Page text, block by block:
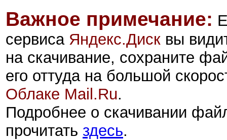
Важное примечание:
сервиса Яндекс.Диск вы
на скачивание, сохраните
его оттуда на большой
Облаке Mail.Ru.
Подробнее о скачивании
прочитать здесь.